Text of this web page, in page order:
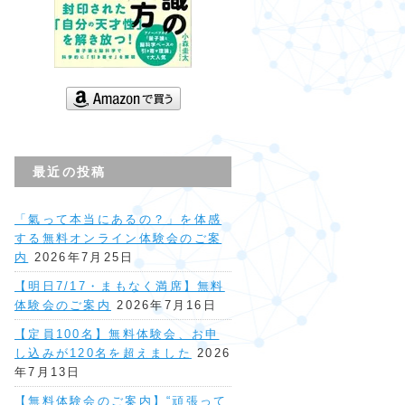
最近の投稿
「氣って本当にあるの？」を体感
する無料オンライン体験会のご案
内
2026年7月25日
【明日7/17・まもなく満席】無料
体験会のご案内
2026年7月16日
【定員100名】無料体験会、お申
し込みが120名を超えました
2026
年7月13日
【無料体験会のご案内】“頑張って